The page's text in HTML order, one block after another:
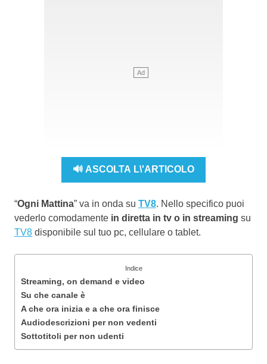
🔊 ASCOLTA L\'ARTICOLO
“Ogni Mattina” va in onda su TV8. Nello specifico puoi
vederlo comodamente in diretta in tv o in streaming su
TV8 disponibile sul tuo pc, cellulare o tablet.
Indice
Streaming, on demand e video
Su che canale è
A che ora inizia e a che ora finisce
Audiodescrizioni per non vedenti
Sottotitoli per non udenti